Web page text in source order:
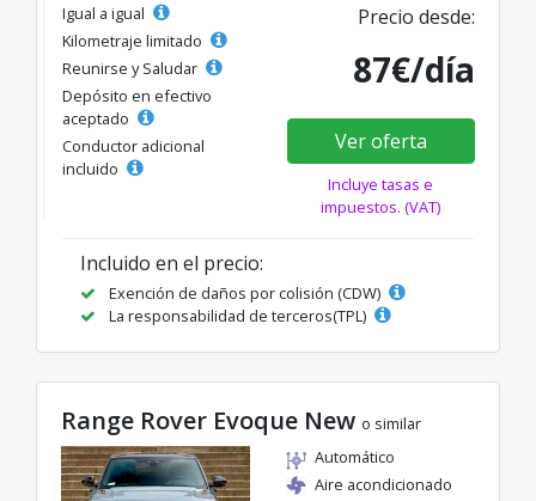
Igual a igual
Kilometraje limitado
Reunirse y Saludar
Depósito en efectivo
aceptado
Conductor adicional
incluido
Precio desde:
87€/día
Ver oferta
Incluye tasas e
impuestos. (VAT)
Incluido en el precio:
Exención de daños por colisión (CDW)
La responsabilidad de terceros(TPL)
Range Rover Evoque New o similar
Automático
Aire acondicionado